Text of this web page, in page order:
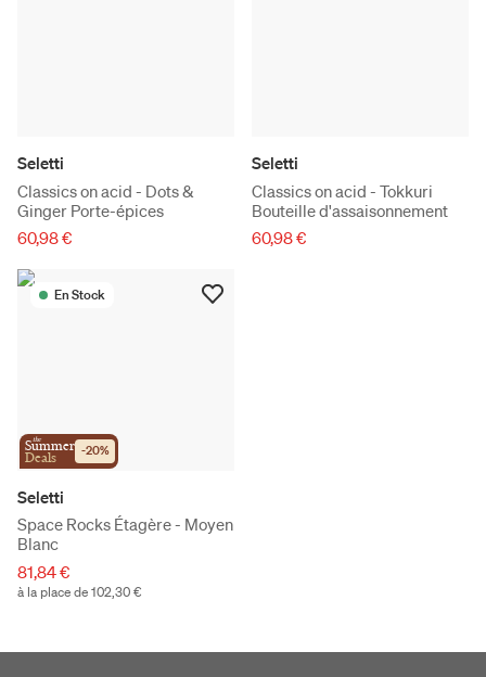
Seletti
Classics on acid - Dots &
Ginger Porte-épices
60,98 €
Seletti
Classics on acid - Tokkuri
Bouteille d'assaisonnement
60,98 €
En Stock
the
Summer
Deals -20%
Seletti
Space Rocks Étagère - Moyen
Blanc
81,84 €
à la place de 102,30 €